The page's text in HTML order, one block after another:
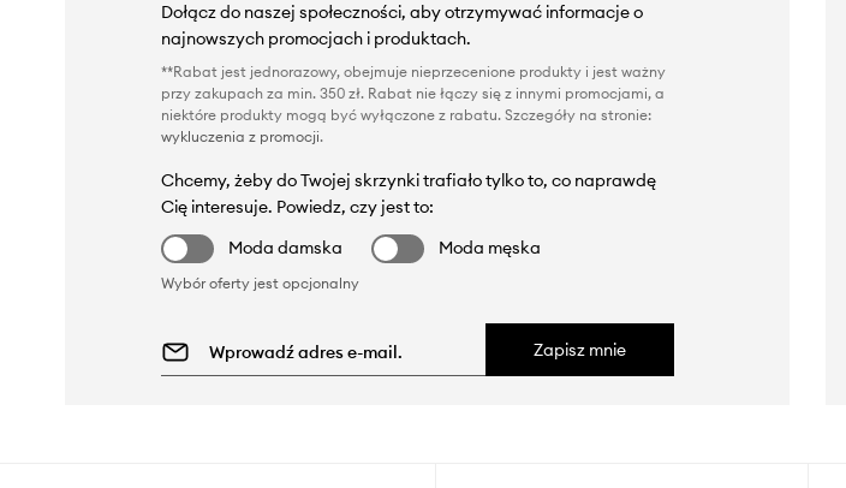
Dołącz do naszej społeczności, aby otrzymywać informacje o
najnowszych promocjach i produktach.
**Rabat jest jednorazowy, obejmuje nieprzecenione produkty i jest ważny
przy zakupach za min. 350 zł. Rabat nie łączy się z innymi promocjami, a
niektóre produkty mogą być wyłączone z rabatu. Szczegóły na stronie:
wykluczenia z promocji.
Chcemy, żeby do Twojej skrzynki trafiało tylko to, co naprawdę
Cię interesuje. Powiedz, czy jest to:
Moda damska
Moda męska
Wybór oferty jest opcjonalny
Zapisz mnie